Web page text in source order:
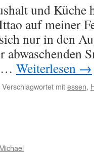
und Küche
auf meiner
nur in den
abwaschenden
… Weiterlesen →
Verschlagwortet mitessen,
Michael